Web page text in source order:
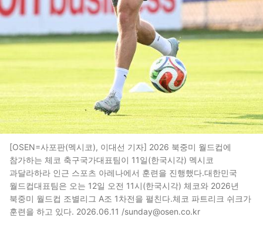
[OSEN=사포판(멕시코), 이대선 기자] 2026 북중미 월드컵에
참가하는 체코 축구국가대표팀이 11일(한국시각) 멕시코
과달라하라 인근 스포츠 아레나에서 훈련을 진행했다.대한민국
월드컵대표팀은 오는 12일 오전 11시(한국시각) 체코와 2026년
북중미 월드컵 조별리그 A조 1차전을 펼친다.체코 파트리크 쉬크가
훈련을 하고 있다. 2026.06.11 /sunday@osen.co.kr